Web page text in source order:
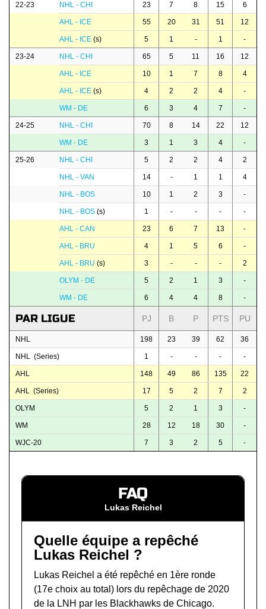
22-23 NHL - CHI 23 7 8 15 6
AHL - ICE 55 20 31 51 12
AHL - ICE (s) 5 1 - 1 -
23-24 NHL - CHI 65 5 11 16 12
AHL - ICE 10 1 7 8 4
AHL - ICE (s) 4 2 2 4 -
WM - DE 6 3 4 7 -
24-25 NHL - CHI 70 8 14 22 12
WM - DE 3 1 3 4 -
25-26 NHL - CHI 5 2 2 4 2
NHL - VAN 14 - 1 1 4
NHL - BOS 10 1 2 3 -
NHL - BOS (s) 1 - - - -
AHL - CAN 23 6 7 13 -
AHL - BRU 4 1 5 6 -
AHL - BRU (s) 3 - - - 2
OLYM - DE 5 2 1 3 -
WM - DE 6 4 4 8 -
PAR LIGUE PJ B P PTS PU
NHL 198 23 39 62 36
NHL (Series) 1 - - - -
AHL 148 49 86 135 22
AHL (Series) 17 5 2 7 2
OLYM 5 2 1 3 -
WM 28 12 18 30 -
WJC-20 7 3 2 5 -
FAQ
Lukas Reichel
Quelle équipe a repêché
Lukas Reichel ?
Lukas Reichel a été repêché en 1ère ronde
(17e choix au total) lors du repêchage de 2020
de la LNH par les Blackhawks de Chicago.